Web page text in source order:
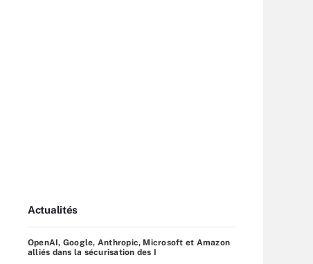
Actualités
OpenAI, Google, Anthropic, Microsoft et Amazon
alliés dans la sécurisation des I